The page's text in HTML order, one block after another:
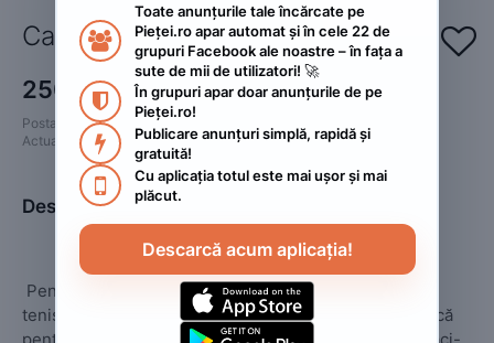
Cazare Pensiunea Mihaela 
250 RON
Postat
2022. octombrie 31.
Actualizat
2022. noiembrie 9.
Descriere
tenis, biliard, teren de fotbal, foc de tabară, loc de joacă

Toate anunțurile tale încărcate pe
Pieței.ro apar automat și în cele 22 de
grupuri Facebook ale noastre – în fața a
sute de mii de utilizatori! 🚀

În grupuri apar doar anunțurile de pe
Pieței.ro!

Publicare anunțuri simplă, rapidă și
gratuită!

Cu aplicația totul este mai ușor și mai
plăcut.
Descarcă acum aplicația!